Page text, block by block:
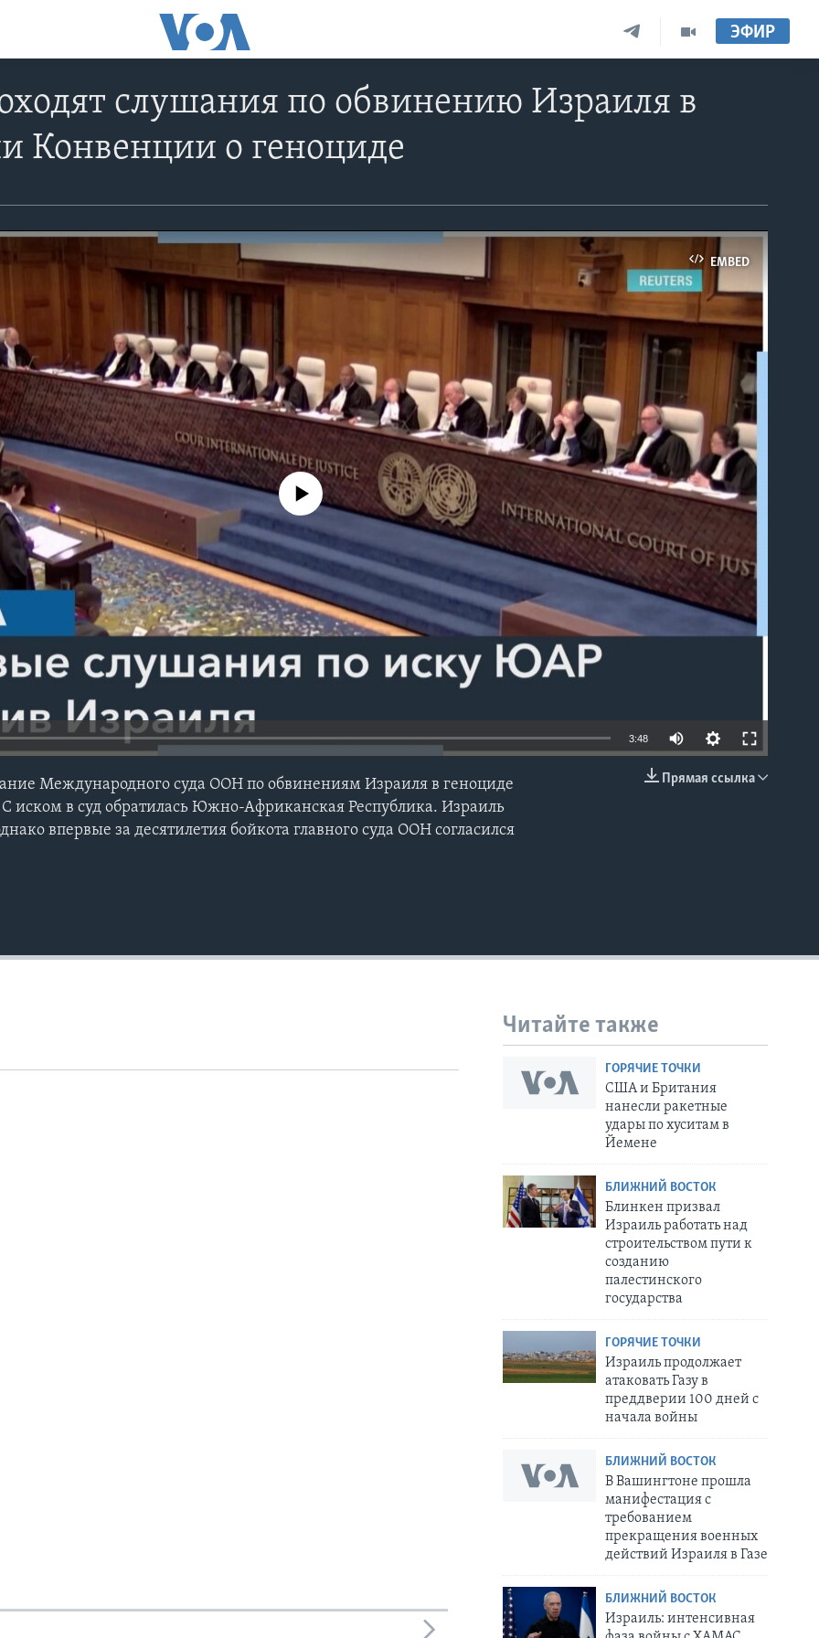
ЭФИР
слушания по обвинению Израиля в
Конвенции о геноциде
EMBED
No media source currently available
3:48
Прямая ссылка
Международного суда ООН по обвинениям Израиля в геноциде
С иском в суд обратилась Южно-Африканская Республика. Израиль
впервые за десятилетия бойкота главного суда ООН согласился
Читайте также
ГОРЯЧИЕ ТОЧКИ
США и Британия
нанесли ракетные
удары по хуситам в
Йемене
БЛИЖНИЙ ВОСТОК
Блинкен призвал
Израиль работать над
строительством пути к
созданию
палестинского
государства
ГОРЯЧИЕ ТОЧКИ
Израиль продолжает
атаковать Газу в
преддверии 100 дней с
начала войны
БЛИЖНИЙ ВОСТОК
В Вашингтоне прошла
манифестация с
требованием
прекращения военных
действий Израиля в Газе
БЛИЖНИЙ ВОСТОК
Израиль: интенсивная